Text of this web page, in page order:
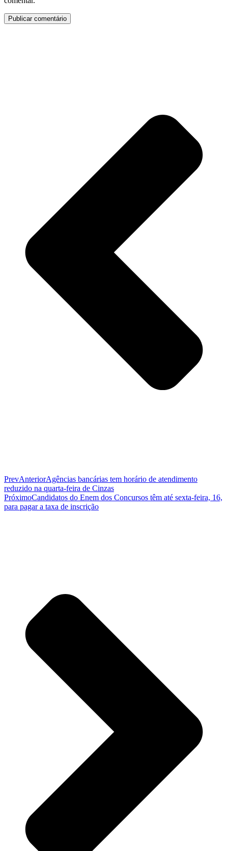
PrevAnteriorAgências bancárias tem horário de atendimento
reduzido na quarta-feira de Cinzas
PróximoCandidatos do Enem dos Concursos têm até sexta-feira, 16,
para pagar a taxa de inscrição